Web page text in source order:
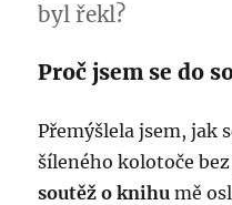
byl řekl?
Proč jsem se do
Přemýšlela jsem, jak
šíleného kolotoče
soutěž o knihu mě